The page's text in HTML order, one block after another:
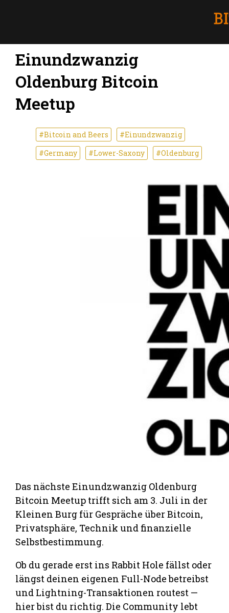
Einundzwanzig
Oldenburg Bitcoin
Meetup
#Bitcoin and Beers
#Einundzwanzig
#Germany
#Lower-Saxony #Oldenburg
Das nächste Einundzwanzig Oldenburg
Bitcoin Meetup trifft sich am 3. Juli in der
Kleinen Burg für Gespräche über Bitcoin,
Privatsphäre, Technik und finanzielle
Selbstbestimmung.
Ob du gerade erst ins Rabbit Hole fällst oder
längst deinen eigenen Full-Node betreibst
und Lightning-Transaktionen routest —
hier bist du richtig. Die Community lebt